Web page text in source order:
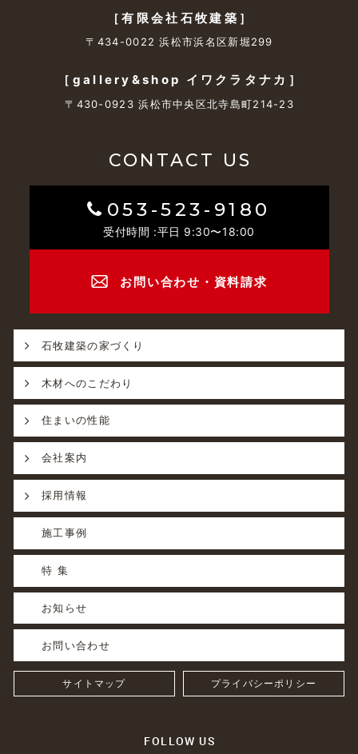
［有限会社石牧建築］
〒434-0022 浜松市浜名区新堀299
［gallery&shop イワクラタナカ］
〒430-0923 浜松市中央区北寺島町214-23
CONTACT US
053-523-9180
受付時間 :平日 9:30〜18:00
お問い合わせ・資料請求
石牧建築の家づくり
木材へのこだわり
住まいの性能
会社案内
採用情報
施工事例
特 集
お知らせ
お問い合わせ
サイトマップ プライバシーポリシー
FOLLOW US